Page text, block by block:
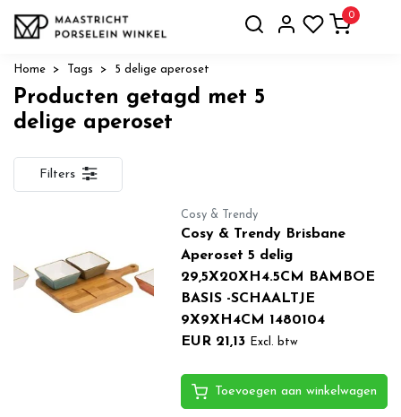
0
Home Tags 5 delige aperoset
Producten getagd met 5
delige aperoset
Filters
Cosy & Trendy
Cosy & Trendy Brisbane
Aperoset 5 delig
29,5X20XH4.5CM BAMBOE
BASIS -SCHAALTJE
9X9XH4CM 1480104
EUR 21,13
Excl. btw
Toevoegen aan winkelwagen